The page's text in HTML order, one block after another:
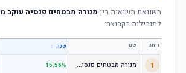
השוואת תשואות בין מנורה מבטחים פנסיה עוקב
למובילות בקבוצה:
דירוג שם שנה ↕
1 מ
נורה מבטחים פנסיה - כללי 15.56%